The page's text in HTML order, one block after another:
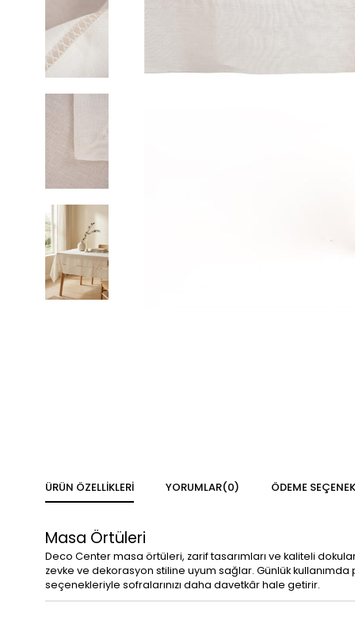
ÜRÜN ÖZELLIKLERI YORUMLAR(0) ÖDEME
Masa Örtüleri
Deco Center masa örtüleri, zarif tasarımları ve kaliteli
zevke ve dekorasyon stiline uyum sağlar. Günlük
seçenekleriyle sofralarınızı daha davetkâr hale getirir.